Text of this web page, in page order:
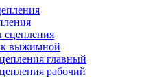
выжимной
главный
рабочий